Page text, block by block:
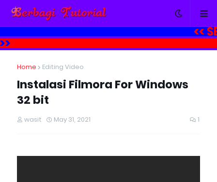
<<
>>
Home Editing Video
Instalasi Filmora For Windows
32 bit
wasit May 31, 2021 1